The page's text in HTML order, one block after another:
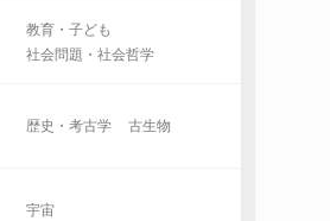
教育・子ども
社会問題・社会哲学
歴史・考古学 古生物
宇宙